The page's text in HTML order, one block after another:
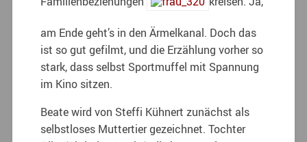
am Ende geht’s in den Ärmelkanal. Doch das
ist so gut gefilmt, und die Erzählung vorher so
stark, dass selbst Sportmuffel mit Spannung
im Kino sitzen.
Beate wird von Steffi Kühnert zunächst als
selbstloses Muttertier gezeichnet. Tochter